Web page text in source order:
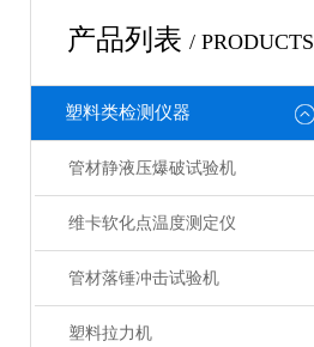
产品列表 / PRODUCTS
塑料类检测仪器
管材静液压爆破试验机
维卡软化点温度测定仪
管材落锤冲击试验机
塑料拉力机